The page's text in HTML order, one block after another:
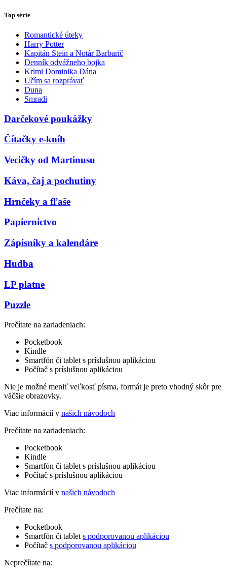
Top série
Romantické úteky
Harry Potter
Kapitán Stein a Notár Barbarič
Denník odvážneho bojka
Krimi Dominika Dána
Učím sa rozprávať
Duna
Smradi
Darčekové poukážky
Čítačky e-kníh
Vecičky od Martinusu
Káva, čaj a pochutiny
Hrnčeky a fľaše
Papiernictvo
Zápisníky a kalendáre
Hudba
LP platne
Puzzle
Prečítate na zariadeniach:
Pocketbook
Kindle
Smartfón či tablet s príslušnou aplikáciou
Počítač s príslušnou aplikáciou
Nie je možné meniť veľkosť písma, formát je preto vhodný skôr pre
väčšie obrazovky.
Viac informácií v našich návodoch
Prečítate na zariadeniach:
Pocketbook
Kindle
Smartfón či tablet s príslušnou aplikáciou
Počítač s príslušnou aplikáciou
Viac informácií v našich návodoch
Prečítate na:
Pocketbook
Smartfón či tablet s podporovanou aplikáciou
Počítač s podporovanou aplikáciou
Neprečítate na: